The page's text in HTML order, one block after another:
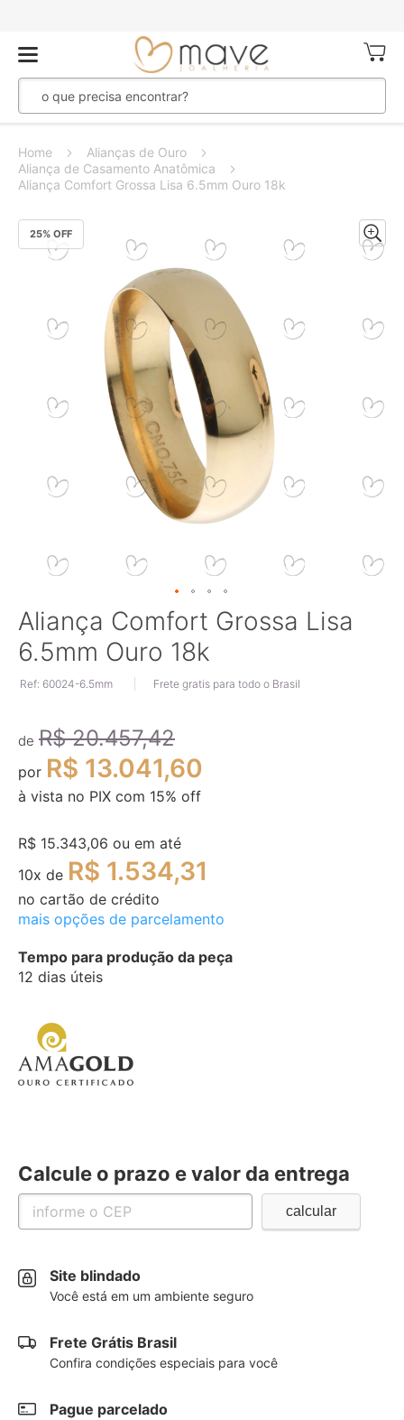
Meu
Home
Alianças de Ouro
Aliança de Casamento Anatômica
Aliança Comfort Grossa Lisa 6.5mm Ouro 18k
25% OFF
Pular
para
o
imagens
Saltar
para
o
da
imagens
Aliança Comfort Grossa Lisa
6.5mm Ouro 18k
Ref: 60024-6.5mm Frete gratis para todo o Brasil
de R$ 20.457,42
por R$ 13.041,60
à vista no PIX com 15% off
R$ 15.343,06 ou em até
10x de R$ 1.534,31
no cartão de crédito
mais opções de parcelamento
Tempo para produção da peça
12 dias úteis
Calcule o prazo e valor da entrega
Site blindado
Você está em um ambiente seguro
Frete Grátis Brasil
Confira condições especiais para você
Pague parcelado